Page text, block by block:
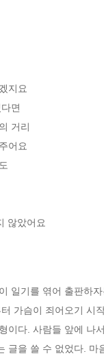
지요
면
거리
어요
않았어요
일기를 엮어 출판하
가슴이 죄어오기 시
이다. 사람들 앞에 나
글을 쓸 수 없었다.